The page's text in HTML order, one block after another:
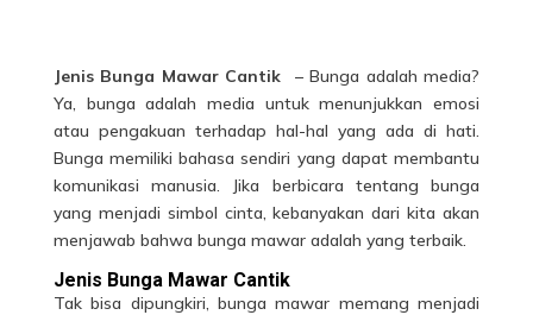
JenisBunga MawarCantik –Bunga adalah media?
Ya, bunga adalah media untuk menunjukkan emosi
atau pengakuan terhadap hal-hal yang ada di hati.
Bunga memiliki bahasa sendiri yang dapat membantu
komunikasi manusia. Jika berbicara tentang bunga
yang menjadi simbol cinta, kebanyakan dari kita akan
menjawab bahwa bunga mawar adalah yang terbaik.
Jenis BungaMawar Cantik
Tak bisa dipungkiri, bunga mawar memang menjadi